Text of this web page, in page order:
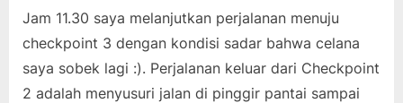
Jam 11.30 saya melanjutkan perjalanan menuju
checkpoint 3 dengan kondisi sadar bahwa celana
saya sobek lagi :). Perjalanan keluar dari Checkpoint
2 adalah menyusuri jalan di pinggir pantai sampai